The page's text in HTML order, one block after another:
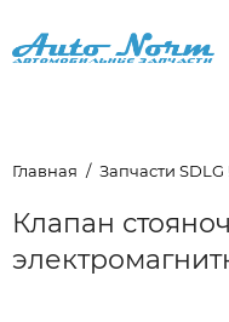
Главная Запчасти
Клапан